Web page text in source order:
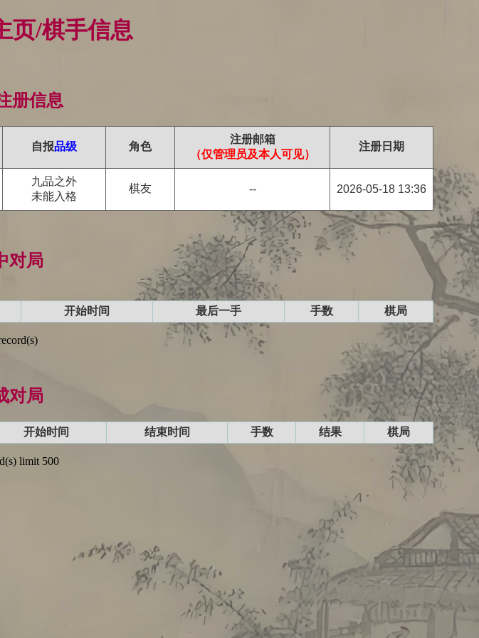
页/棋手信息
册信息
自报品级 角色
注册邮箱
（仅管理员及本人可见）
注册日期
九品之外
未能入格
棋友 -- 2026-05-18 13:36
对局
开始时间 最后一手 手数 棋局
对局
开始时间 结束时间 手数 结果 棋局
limit 500